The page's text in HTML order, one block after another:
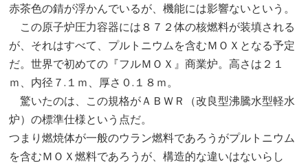
赤茶色の錆が浮かんでいるが、機能には影響ないという。
この原子炉圧力容器には８７２体の核燃料が装填される
が、それはすべて、プルトニウムを含むＭＯＸとなる予定
だ。世界で初めての『フルＭＯＸ』商業炉。高さは２１
ｍ、内径７.１ｍ、厚さ０.１８ｍ。
驚いたのは、この規格がＡＢＷＲ（改良型沸騰水型軽水
炉）の標準仕様という点だ。
つまり燃焼体が一般のウラン燃料であろうがプルトニウム
を含むＭＯＸ燃料であろうが、構造的な違いはないらし